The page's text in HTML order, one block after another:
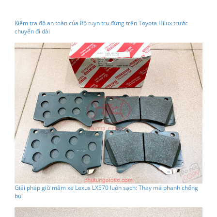
Kiểm tra độ an toàn của Rô tuyn trụ đứng trên Toyota Hilux trước
chuyến đi dài
Giải pháp giữ mâm xe Lexus LX570 luôn sạch: Thay má phanh chống
bụi